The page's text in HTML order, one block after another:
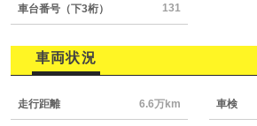
車台番号（下3桁） 131
車両状況
走行距離 6.6万km 車検